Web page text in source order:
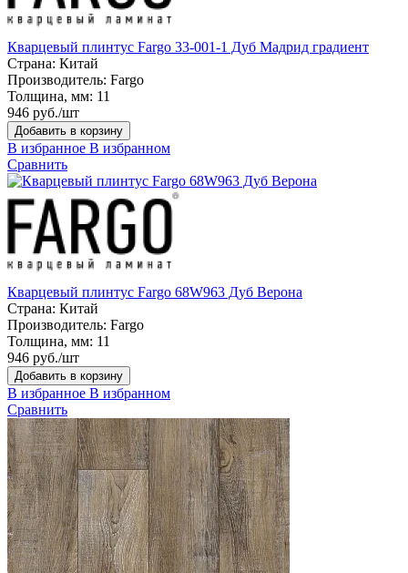
Кварцевый плинтус Fargo 33-001-1 Дуб Мадрид градиент
Страна: Китай
Производитель: Fargo
Толщина, мм: 11
946 руб./шт
Добавить в корзину
В избранное В избранном
Сравнить
Кварцевый плинтус Fargo 68W963 Дуб Верона
Страна: Китай
Производитель: Fargo
Толщина, мм: 11
946 руб./шт
Добавить в корзину
В избранное В избранном
Сравнить